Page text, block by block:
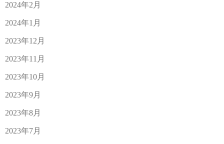
2024年2月
2024年1月
2023年12月
2023年11月
2023年10月
2023年9月
2023年8月
2023年7月